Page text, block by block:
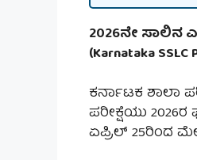
2026ನೇ ಸಾಲಿನ
(Karnataka
ಕರ್ನಾಟಕ ಶಾಲಾ
ಪರೀಕ್ಷೆಯು
ಏಪ್ರಿಲ್ 25ರಿಂದ